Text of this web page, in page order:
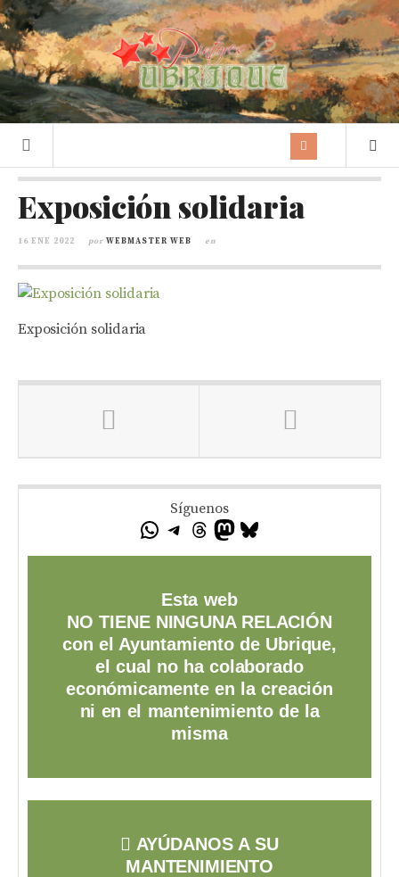
Exposición solidaria
16 ENE 2022 por WEBMASTER WEB en
Exposición solidaria
Síguenos
Esta web
NO TIENE NINGUNA RELACIÓN
con el Ayuntamiento de Ubrique,
el cual no ha colaborado
económicamente en la creación
ni en el mantenimiento de la
misma
AYÚDANOS A SU
MANTENIMIENTO